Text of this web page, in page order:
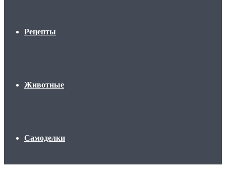
Рецепты
Животные
Самоделки